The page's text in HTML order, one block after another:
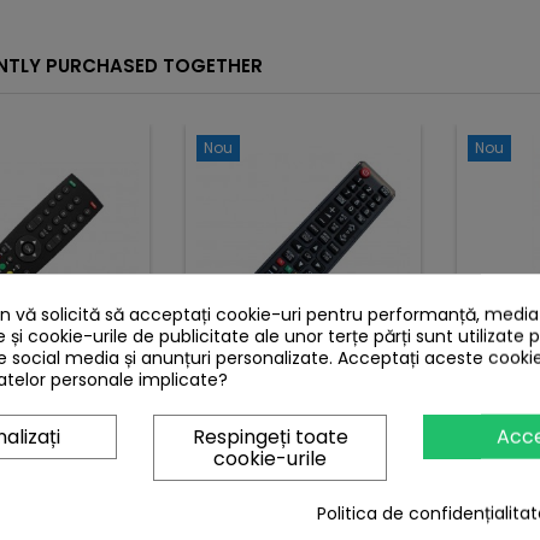
R3 pe care le puteti
PURCHASED TOGETHER
RC-GD1
lei
Nou
MARCA:SAMSUNG
SAMSUNG LCD AA59-
00743A
Pret
26,44 lei
Adauga in cos
Nou
vă solicită să acceptați cookie-uri pentru performanță,
și cookie-urile de publicitate ale unor terțe părți sunt utilizate
social media și anunțuri personalizate. Acceptați aceste
personale implicate?
Respingeți toate
cookie-urile
Politica de